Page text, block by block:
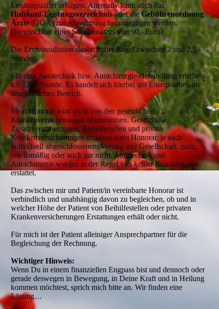
Leistungsziffer erfolgen. Alternativ kann auch das
Hufeland-Leistungsverzeichnisoder dieGebührenordnung
Ärzte(GOÄ) zur Abrechnung herangezogen werden.
(Vergleichbar eines Stundensatzes von 90,- Euro)
Die Erstkonsultation dauert in der Regel zwischen 2 und 2,5
Stunden.
Für eine Auratechnik bzw. Aurachirurgie-Behandlung erhebe
ich 120,-/Stunde. Es handelt sich hierbei um Energiearbeit im
feinstofflichen Bereich.
Mein Honorar wird nicht von den gesetzlichen
Krankenversicherungen übernommen. Gesetzliche
Zusatzversicherungen, Beihilfestellen und private
Krankenversicherungen erstatten mein Honorar, je nach
individuell abgeschlossenem Vertrag und Gesellschaft, ganz,
anteilsmäßig oder auch gar nicht. Auratechnik und
Aurachirurgie werden in der Regel von keiner Krankenkasse
erstattet.
Das zwischen mir und Patient/in vereinbarte Honorar ist
verbindlich und unabhängig davon zu begleichen, ob und in
welcher Höhe der Patient von Beihilfestellen oder privaten
Krankenversicherungen Erstattungen erhält oder nicht.
Für mich ist der Patient alleiniger Ansprechpartner für die
Begleichung der Rechnung.
Wichtiger Hinweis:
Wenn Du in einem finanziellen Engpass bist und dennoch oder
gerade deswegen in Bewegung, in Deine Kraft und in Heilung
kommen möchtest, sprich mich bitte an. Wir finden eine
Lösung…